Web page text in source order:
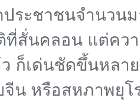
ระชาชนจำนวน
ที่สั่นคลอน แต่คว
ก็เด่นชัดขึ้นหลา
น หรือสหภาพยุ